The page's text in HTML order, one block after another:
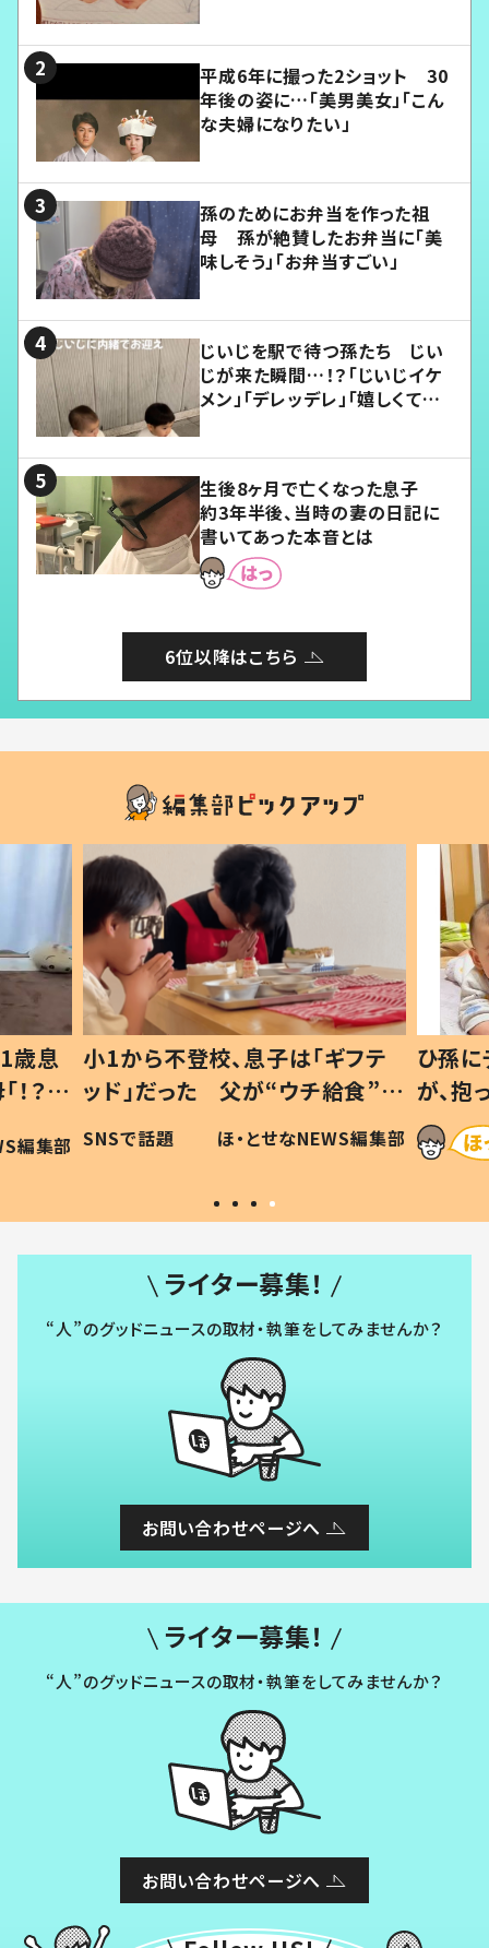
平成6年に撮った2ショット 30
年後の姿に…「美男美女」「こん
な夫婦になりたい」
孫のためにお弁当を作った祖
母 孫が絶賛したお弁当に「美
味しそう」「お弁当すごい」
じいじを駅で待つ孫たち じい
じが来た瞬間…！？「じいじイケ
メン」「デレッデレ」「嬉しくて可
生後8ヶ月で亡くなった息子
約3年半後、当時の妻の日記に
書いてあった本音とは
6位以降はこちら
歳息
？」
編集部
小1から不登校、息子は「ギフテ
ッド」だった 父が“ウチ給食”を
作り続ける理由とは #令和の親
#令和の子
SNSで話題 ほ・とせなNEWS編集部
ひ孫
が、
「涙が
い」
ライター募集！
“人”のグッドニュースの取材・執筆をしてみませんか？
お問い合わせページへ
ライター募集！
“人”のグッドニュースの取材・執筆をしてみませんか？
お問い合わせページへ